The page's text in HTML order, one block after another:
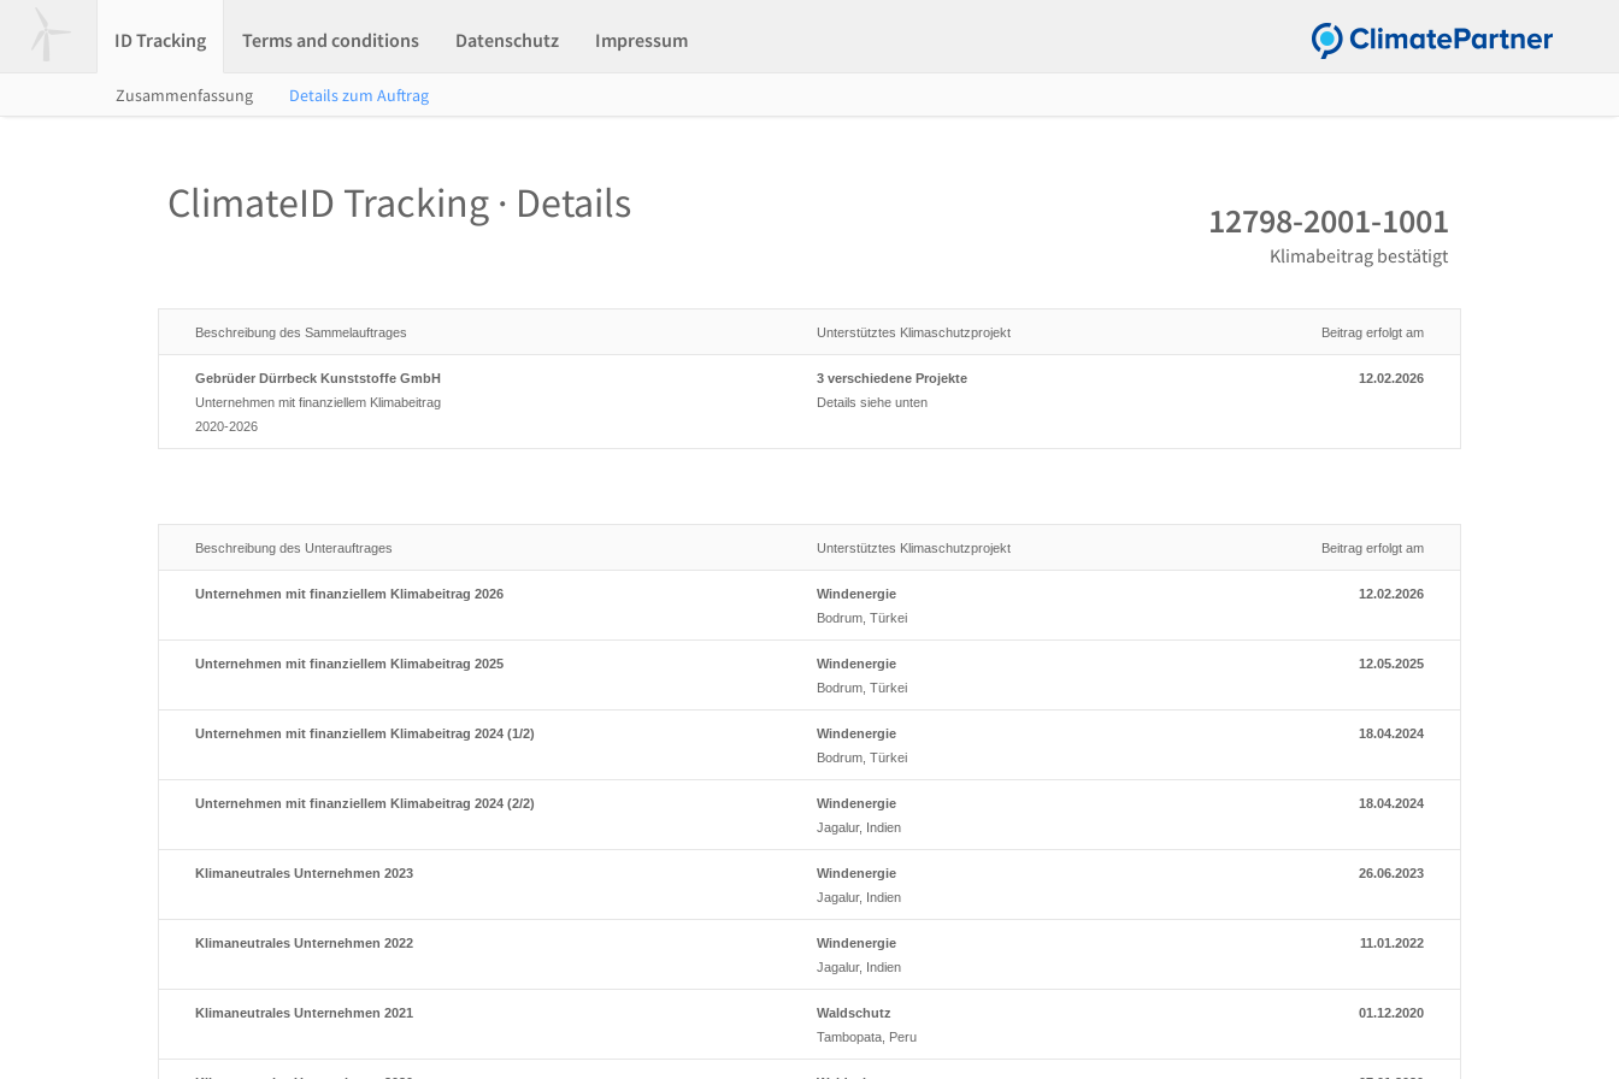
ID Tracking Terms and conditions Datenschutz Impressum
Zusammenfassung Details zum Auftrag
ClimateID Tracking · Details 12798-2001-1001
Klimabeitrag bestätigt
Beschreibung des Sammelauftrages Unterstütztes Klimaschutzprojekt Beitrag erfolgt am
Gebrüder Dürrbeck Kunststoffe GmbH
Unternehmen mit finanziellem Klimabeitrag
2020-2026
3 verschiedene Projekte
Details siehe unten
12.02.2026
Beschreibung des Unterauftrages Unterstütztes Klimaschutzprojekt Beitrag erfolgt am
Unternehmen mit finanziellem Klimabeitrag 2026
Windenergie
Bodrum, Türkei
12.02.2026
Unternehmen mit finanziellem Klimabeitrag 2025
Windenergie
Bodrum, Türkei
12.05.2025
Unternehmen mit finanziellem Klimabeitrag 2024 (1/2)
Windenergie
Bodrum, Türkei
18.04.2024
Unternehmen mit finanziellem Klimabeitrag 2024 (2/2)
Windenergie
Jagalur, Indien
18.04.2024
Klimaneutrales Unternehmen 2023
Windenergie
Jagalur, Indien
26.06.2023
Klimaneutrales Unternehmen 2022
Windenergie
Jagalur, Indien
11.01.2022
Klimaneutrales Unternehmen 2021
Waldschutz
Tambopata, Peru
01.12.2020